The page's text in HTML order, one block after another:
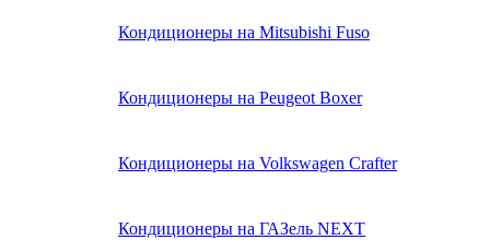
Кондиционеры на Mitsubishi Fuso
Кондиционеры на Peugeot Boxer
Кондиционеры на Volkswagen Crafter
Кондиционеры на ГАЗель NEXT